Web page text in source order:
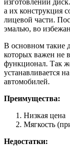
а их конструкция
лицевой части.
эмалью, во
В основном такие
которых важен не
функционал. Так
устанавливается
автомобилей.
Преимущества:
Низкая цена
Мягкость
Недостатки: